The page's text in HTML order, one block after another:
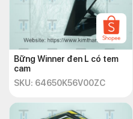
Bững Winner đen L có tem
cam
SKU: 64650K56V00ZC